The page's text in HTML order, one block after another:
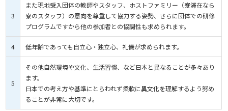
3
また現地受入団体の教師やスタッフ、ホストファミリー（寮滞在なら
寮のスタッフ）の意向を尊重して協力する姿勢、さらに団体での研修
プログラムですから他の参加者との協調性も求められます。
4 低年齢であっても自立心・独立心、礼儀が求められます。
5
その他自然環境や文化、生活習慣、など日本と異なることが多々あり
ます。
日本での考え方や基準にとらわれず柔軟に異文化を理解するよう努め
ることが非常に大切です。